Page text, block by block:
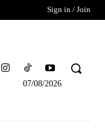
Sign in / Join
07/08/2026